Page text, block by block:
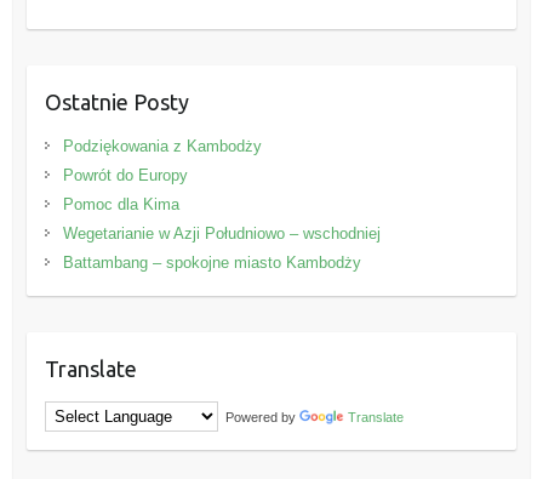
Ostatnie Posty
Podziękowania z Kambodży
Powrót do Europy
Pomoc dla Kima
Wegetarianie w Azji Południowo – wschodniej
Battambang – spokojne miasto Kambodży
Translate
Powered by Translate